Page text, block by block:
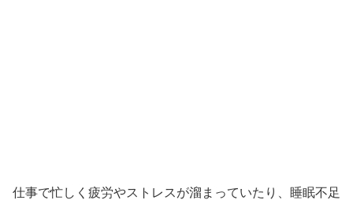
仕事で忙しく疲労やストレスが溜まっていたり、睡眠不足